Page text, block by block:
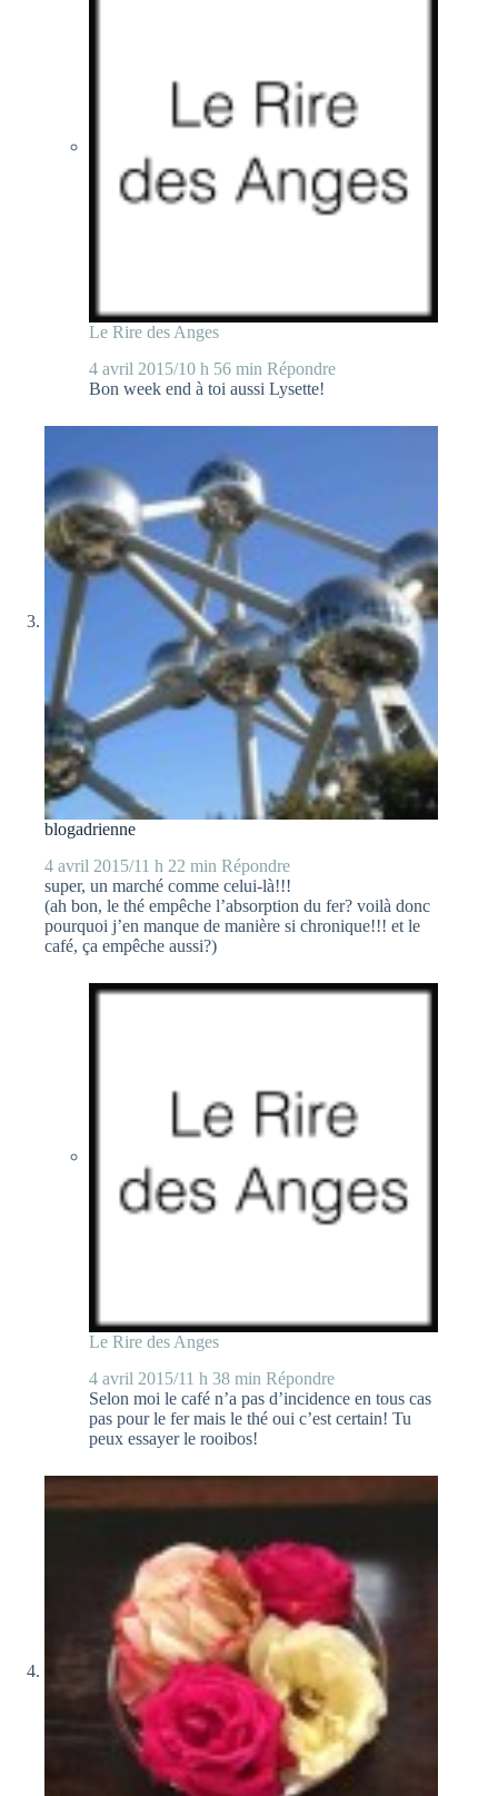
Le Rire des Anges
4 avril 2015/10 h 56 min Répondre
Bon week end à toi aussi Lysette!
blogadrienne
4 avril 2015/11 h 22 min Répondre
super, un marché comme celui-là!!!
(ah bon, le thé empêche l’absorption du fer? voilà donc
pourquoi j’en manque de manière si chronique!!! et le
café, ça empêche aussi?)
Le Rire des Anges
4 avril 2015/11 h 38 min Répondre
Selon moi le café n’a pas d’incidence en tous cas
pas pour le fer mais le thé oui c’est certain! Tu
peux essayer le rooibos!